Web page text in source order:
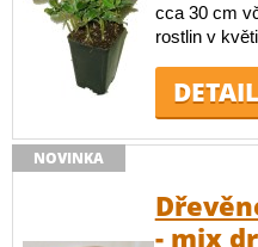
cca 30 cm
rostlin v
DETAIL
NOVINKA
- mix